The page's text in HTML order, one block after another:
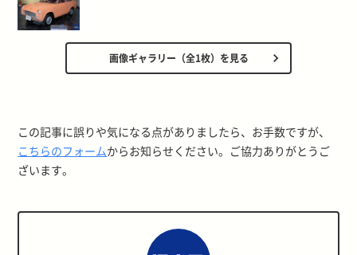
画像ギャラリー（全1枚）を見る
この記事に誤りや気になる点がありましたら、お手数ですが、
こちらのフォームからお知らせください。ご協力ありがとうご
ざいます。